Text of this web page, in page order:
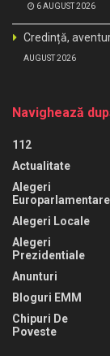
6 AUGUST 2026
Credință,
AUGUST 2026
Navighează
112
Actualitate
Alegeri
Europarlamentare
Alegeri Locale
Alegeri
Prezidentiale
Anunturi
Bloguri EMM
Chipuri De
Poveste